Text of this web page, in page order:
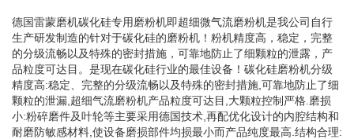
德国雷蒙磨机碳化硅专用磨粉机即超细微气流磨粉机是我公司自行
生产研发制造的针对于碳化硅的磨粉机！粉机精度高，稳定，完整
的分级流畅以及特殊的密封措施，可靠地防止了细颗粒的泄露，产
品粒度可达目。是现在碳化硅行业的最佳设备！碳化硅磨粉机分级
精度高:稳定、完整的分级流畅以及特殊的密封措施,可靠地防止了细
颗粒的泄漏,超细气流磨粉机产品粒度可达目,大颗粒控制严格.磨损
小:粉碎磨件及叶轮等主要采用德国技术,再配优化设计的内腔结构和
耐磨防敏感材料,使设备磨损部件均损最小而产品纯度最高.结构合理: